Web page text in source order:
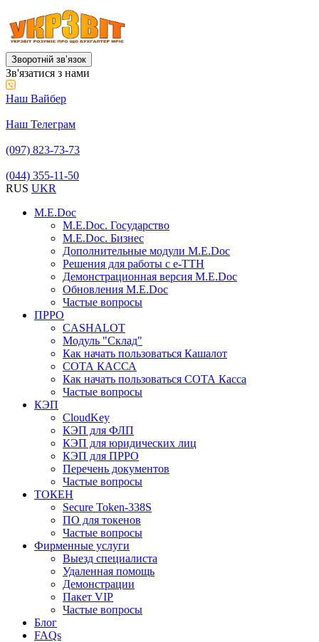
Зворотній звʼязок
Зв'язатися з нами
Наш Вайбер
Наш Телеграм
(097) 823-73-73
(044) 355-11-50
RUS UKR
M.E.Doc
M.E.Doc. Государство
M.E.Doc. Бизнес
Дополнительные модули M.E.Doc
Решения для работы с е-ТТН
Демонстрационная версия M.E.Doc
Обновления M.E.Doc
Частые вопросы
ПРРО
CASHALOT
Модуль "Склад"
Как начать пользоваться Кашалот
СОТА КАCСА
Как начать пользоваться СОТА Касса
Частые вопросы
КЭП
CloudKey
КЭП для ФЛП
КЭП для юридических лиц
КЭП для ПРРО
Перечень документов
Частые вопросы
ТОКЕН
Secure Token-338S
ПО для токенов
Частые вопросы
Фирменные услуги
Выезд специалиста
Удаленная помощь
Демонстрации
Пакет VIP
Частые вопросы
Блог
FAQs